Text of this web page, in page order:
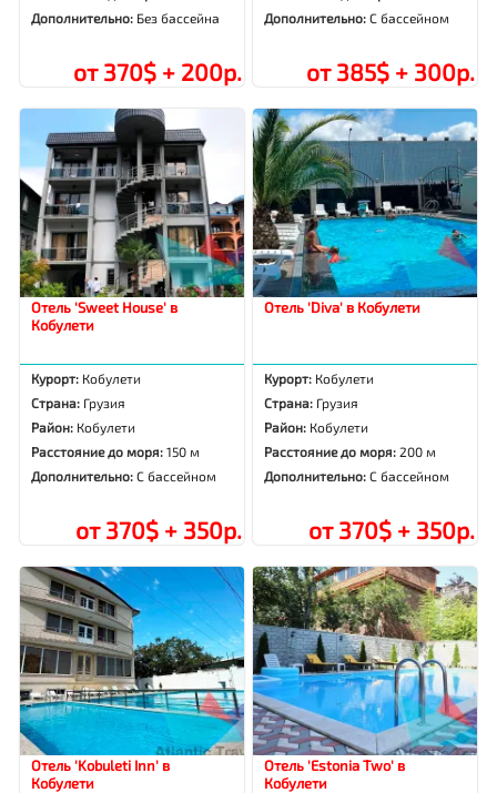
Дополнительно: Без бассейна
от 370$ + 200р.
Дополнительно:С бассейном
от 385$ + 300р.
Отель 'Sweet House' в
Кобулети
Курорт: Кобулети
Страна: Грузия
Район: Кобулети
Расстояние до моря:150 м
Дополнительно:С бассейном
от 370$ + 350р.
Отель 'Diva' в Кобулети
Курорт: Кобулети
Страна: Грузия
Район: Кобулети
Расстояние до моря:200 м
Дополнительно:С бассейном
от 370$ + 350р.
Отель 'Kobuleti Inn' в
Кобулети
Отель 'Estonia Two' в
Кобулети